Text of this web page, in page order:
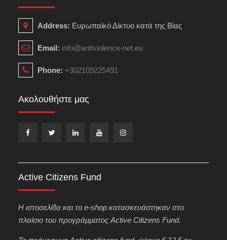
Address: Ευρωπαϊκό Δίκτυο κατά της Βίας
Email: info@antiviolence-net.eu
Phone: +302109225491
Ακολουθήστε μας
Active Citizens Fund
H ιστοσελίδα και το e-shop κατασκευάστηκαν στο
πλαίσιο του προγράμματος Active Citizens Fund.